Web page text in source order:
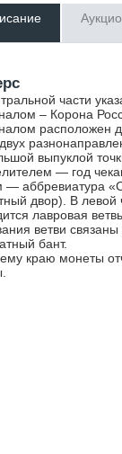
части
– Корона
расположен
выпуклой
— год
— аббревиатура
двор). В левой
лавровая
ветви
бант.
краю монеты